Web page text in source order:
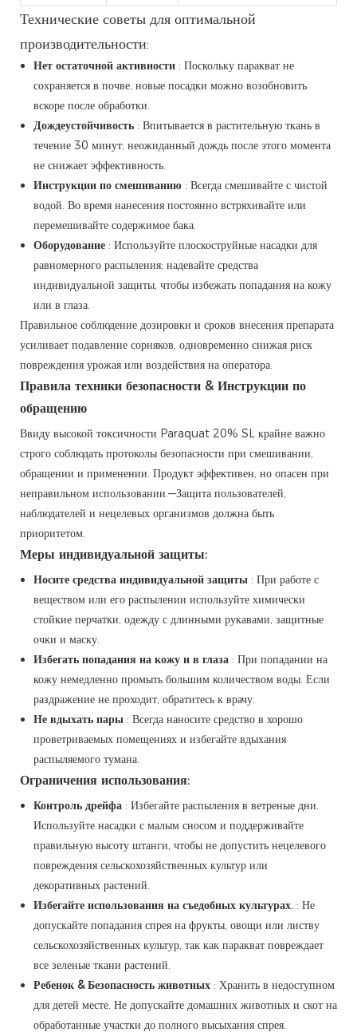
Технические советы для оптимальной
производительности:
Нет остаточной активности : Поскольку паракват не
сохраняется в почве, новые посадки можно возобновить
вскоре после обработки.
Дождеустойчивость : Впитывается в растительную ткань в
течение 30 минут; неожиданный дождь после этого момента
не снижает эффективность.
Инструкции по смешиванию : Всегда смешивайте с чистой
водой. Во время нанесения постоянно встряхивайте или
перемешивайте содержимое бака.
Оборудование : Используйте плоскоструйные насадки для
равномерного распыления; надевайте средства
индивидуальной защиты, чтобы избежать попадания на кожу
или в глаза.
Правильное соблюдение дозировки и сроков внесения препарата
усиливает подавление сорняков, одновременно снижая риск
повреждения урожая или воздействия на оператора.
Правила техники безопасности & Инструкции по
обращению
Ввиду высокой токсичности Paraquat 20% SL крайне важно
строго соблюдать протоколы безопасности при смешивании,
обращении и применении. Продукт эффективен, но опасен при
неправильном использовании.—Защита пользователей,
наблюдателей и нецелевых организмов должна быть
приоритетом.
Меры индивидуальной защиты:
Носите средства индивидуальной защиты : При работе с
веществом или его распылении используйте химически
стойкие перчатки, одежду с длинными рукавами, защитные
очки и маску.
Избегать попадания на кожу и в глаза : При попадании на
кожу немедленно промыть большим количеством воды. Если
раздражение не проходит, обратитесь к врачу.
Не вдыхать пары : Всегда наносите средство в хорошо
проветриваемых помещениях и избегайте вдыхания
распыляемого тумана.
Ограничения использования:
Контроль дрейфа : Избегайте распыления в ветреные дни.
Используйте насадки с малым сносом и поддерживайте
правильную высоту штанги, чтобы не допустить нецелевого
повреждения сельскохозяйственных культур или
декоративных растений.
Избегайте использования на съедобных культурах. : Не
допускайте попадания спрея на фрукты, овощи или листву
сельскохозяйственных культур, так как паракват повреждает
все зеленые ткани растений.
Ребенок & Безопасность животных : Хранить в недоступном
для детей месте. Не допускайте домашних животных и скот на
обработанные участки до полного высыхания спрея.